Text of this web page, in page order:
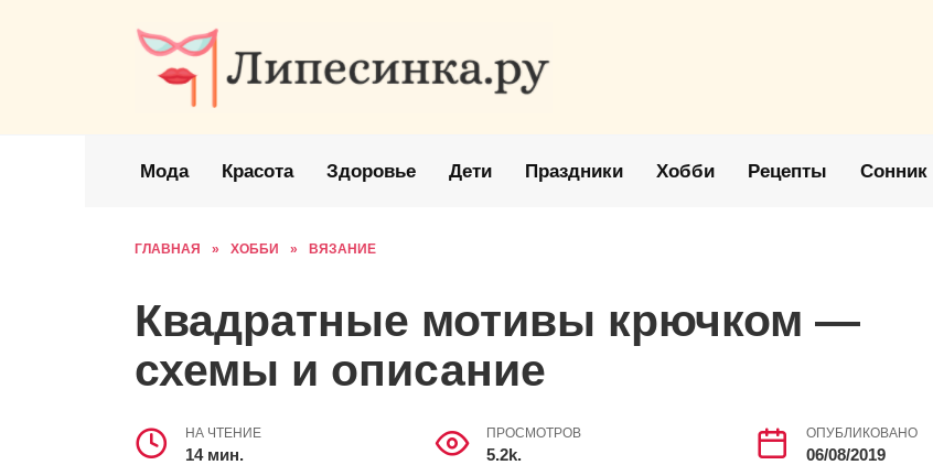
Мода Красота Здоровье Дети Праздники Хобби Рецепты Сонник
ГЛАВНАЯ » ХОББИ » ВЯЗАНИЕ
Квадратные мотивы крючком —
схемы и описание
НА ЧТЕНИЕ
14 мин.
ПРОСМОТРОВ
5.2k.
ОПУБЛИКОВАНО
06/08/2019